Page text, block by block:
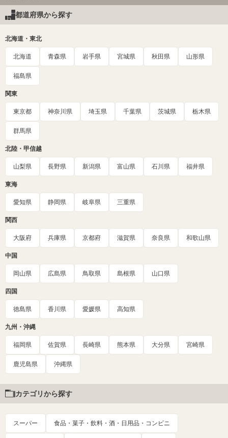
都道府県から探す
北海道・東北
北海道 青森県 岩手県 宮城県 秋田県 山形県
福島県
関東
東京都 神奈川県 埼玉県 千葉県 茨城県 栃木県
群馬県
北陸・甲信越
山梨県 長野県 新潟県 富山県 石川県 福井県
東海
愛知県 静岡県 岐阜県 三重県
関西
大阪府 兵庫県 京都府 滋賀県 奈良県 和歌山県
中国
岡山県 広島県 鳥取県 島根県 山口県
四国
徳島県 香川県 愛媛県 高知県
九州・沖縄
福岡県 佐賀県 長崎県 熊本県 大分県 宮崎県
鹿児島県 沖縄県
カテゴリから探す
スーパー 食品・菓子・飲料・酒・日用品・コンビニ